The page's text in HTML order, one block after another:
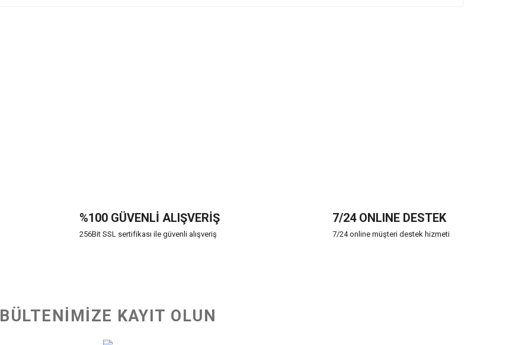
%100 GÜVENLİ ALIŞVERİŞ
256Bit SSL sertifikası ile güvenli alışveriş
7/24 ONLINE DESTEK
7/24 online müşteri destek hizmeti
BÜLTENİMİZE KAYIT OLUN